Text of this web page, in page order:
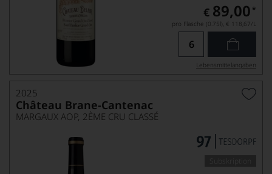
€ 89,00 *
pro Flasche (0.75l), € 118,67/L
Lebensmittel­angaben
2025
Château Brane-Cantenac
MARGAUX AOP, 2ÈME CRU CLASSÉ